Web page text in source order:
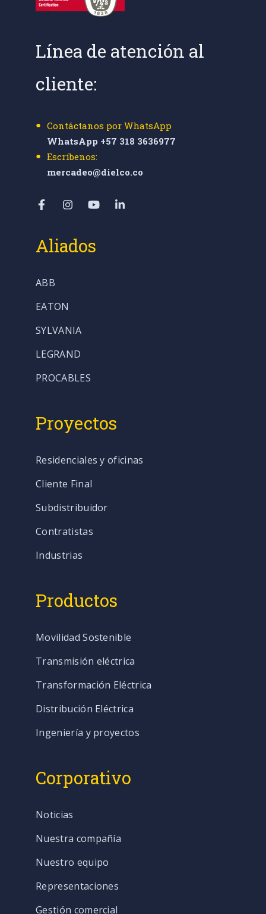
Línea de atención al
cliente:
Contáctanos por WhatsApp
WhatsApp +57 318 3636977
Escríbenos:
mercadeo@dielco.co
Aliados
ABB
EATON
SYLVANIA
LEGRAND
PROCABLES
Proyectos
Residenciales y oficinas
Cliente Final
Subdistribuidor
Contratistas
Industrias
Productos
Movilidad Sostenible
Transmisión eléctrica
Transformación Eléctrica
Distribución Eléctrica
Ingeniería y proyectos
Corporativo
Noticias
Nuestra compañía
Nuestro equipo
Representaciones
Gestión comercial